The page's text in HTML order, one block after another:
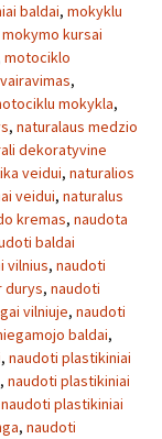
baldai, mokyklu
mokymo kursai
motociklo
,
mokykla,
, naturalaus medzio
dekoratyvine
veidui, naturalios
veidui, naturalus
kremas, naudota
baldai
vilnius, naudoti
durys, naudoti
vilniuje, naudoti
baldai,
, naudoti plastikiniai
, naudoti plastikiniai
naudoti plastikiniai
, naudoti